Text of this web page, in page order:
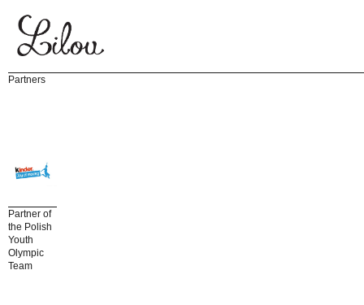
Partners
Partner of
the Polish
Youth
Olympic
Team